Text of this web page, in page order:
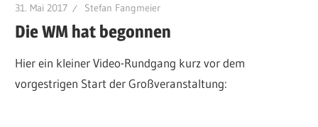
31. Mai 2017 Stefan Fangmeier
Die WM hat begonnen
Hier ein kleiner Video-Rundgang kurz vor dem
vorgestrigen Start der Großveranstaltung: